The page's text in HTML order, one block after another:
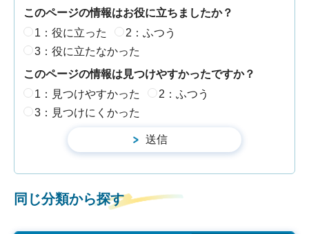
このページの情報はお役に立ちましたか？
1：役に立った
2：ふつう
3：役に立たなかった
このページの情報は見つけやすかったですか？
1：見つけやすかった
2：ふつう
3：見つけにくかった
同じ分類から探す